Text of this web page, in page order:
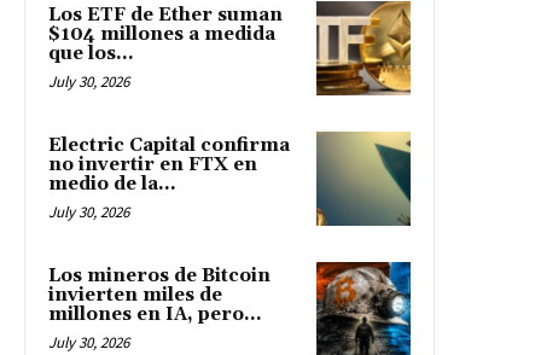
Los ETF de Ether suman
$104 millones a medida
que los...
July 30, 2026
Electric Capital confirma
no invertir en FTX en
medio de la...
July 30, 2026
Los mineros de Bitcoin
invierten miles de
millones en IA, pero...
July 30, 2026